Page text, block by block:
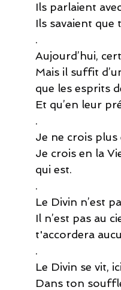
Ils parlaient
Ils savaient que
.
Aujourd’hui,
Mais il suffit
que les esprits
Et qu’en leur
.
Je ne crois
Je crois en la
qui est.
.
Le Divin n’est
Il n’est pas au
t'accordera
.
Le Divin se vit,
Dans ton